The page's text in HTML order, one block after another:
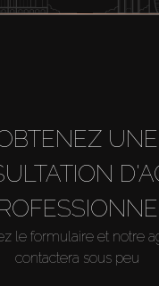
UNE
le formulaire et notre
contactera sous peu